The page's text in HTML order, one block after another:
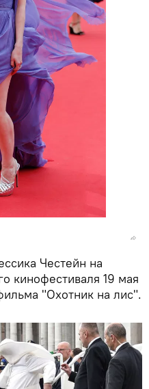
Честейн на
кинофестиваля 19 мая
"Охотник на лис".